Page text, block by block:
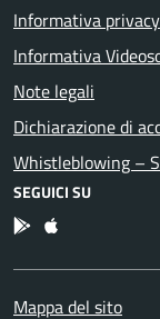
Informativa privacy
Informativa
Note legali
Dichiarazione di
Whistleblowing –
SEGUICI SU
App Android
App IOS
Mappa del sito